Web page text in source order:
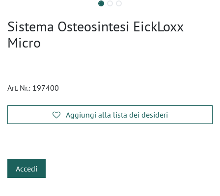
Sistema Osteosintesi EickLoxx
Micro
Art. Nr.: 197400
Aggiungi alla lista dei desideri
Accedi